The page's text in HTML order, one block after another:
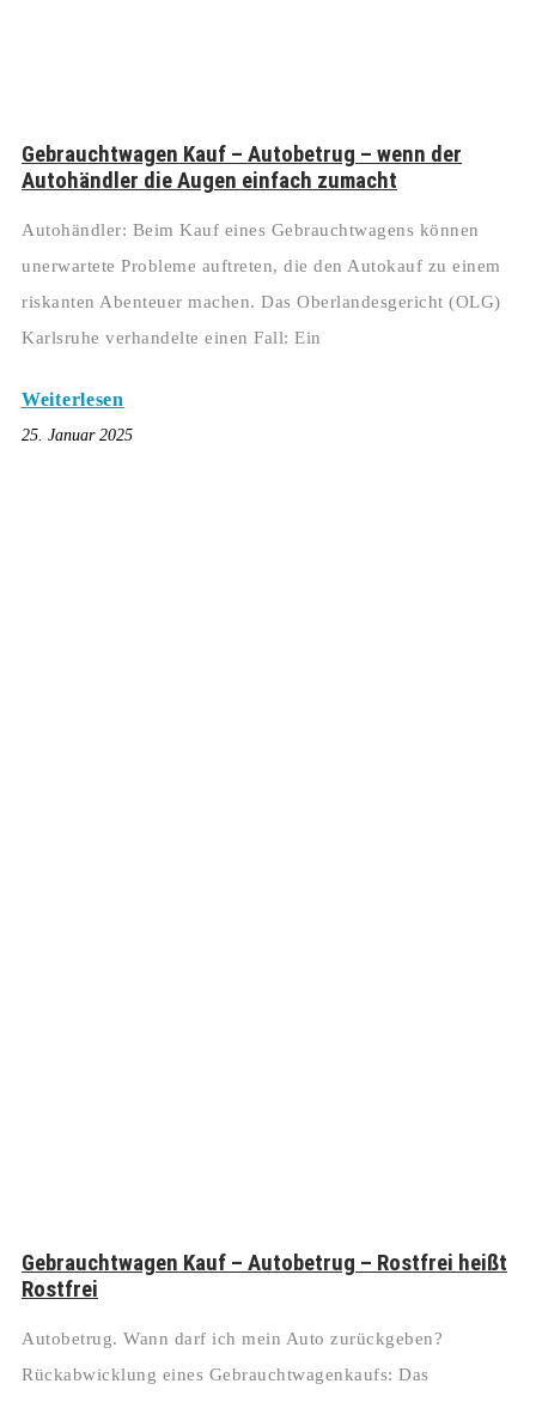
Gebrauchtwagen Kauf – Autobetrug – wenn der
Autohändler die Augen einfach zumacht
Autohändler: Beim Kauf eines Gebrauchtwagens können
unerwartete Probleme auftreten, die den Autokauf zu einem
riskanten Abenteuer machen. Das Oberlandesgericht (OLG)
Karlsruhe verhandelte einen Fall: Ein
Weiterlesen
25. Januar 2025
Gebrauchtwagen Kauf – Autobetrug – Rostfrei heißt
Rostfrei
Autobetrug. Wann darf ich mein Auto zurückgeben?
Rückabwicklung eines Gebrauchtwagenkaufs: Das